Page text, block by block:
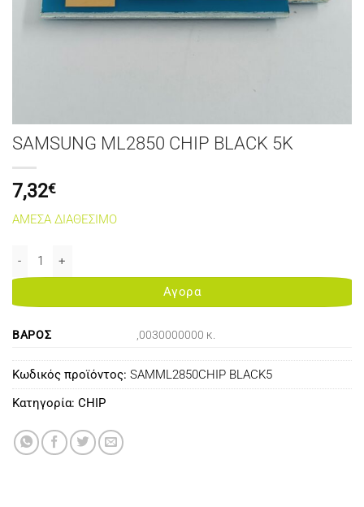
SAMSUNG ML2850 CHIP BLACK 5K
7,32€
ΑΜΕΣΑ ΔΙΑΘΕΣΙΜΟ
SAMSUNG ML2850 CHIP BLACK 5K ποσότητα
Αγορα
ΒΆΡΟΣ ,0030000000 κ.
Κωδικός προϊόντος: SAMML2850CHIP BLACK5
Κατηγορία: CHIP